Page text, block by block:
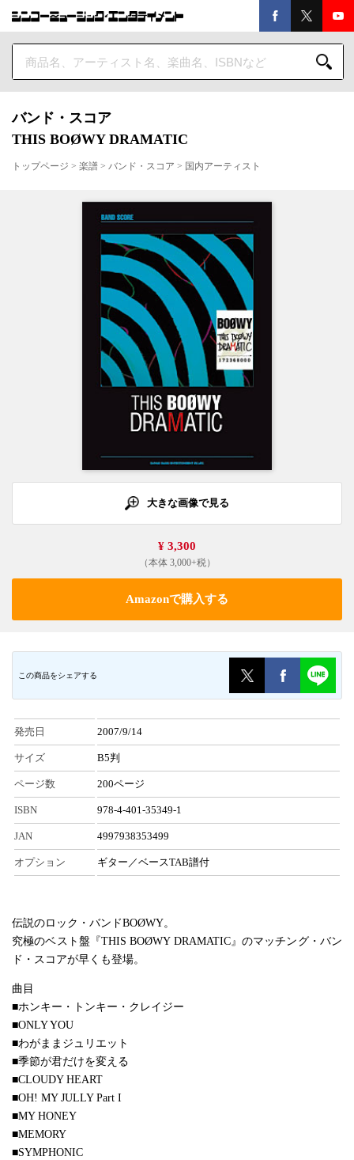
バンド・スコア
THIS BOØWY DRAMATIC
トップページ > 楽譜 > バンド・スコア > 国内アーティスト
大きな画像で見る
¥ 3,300
（本体 3,000+税）
Amazonで購入する
この商品をシェアする
発売日 2007/9/14
サイズ B5判
ページ数 200ページ
ISBN 978-4-401-35349-1
JAN 4997938353499
オプション ギター／ベースTAB譜付
伝説のロック・バンドBOØWY。
究極のベスト盤『THIS BOØWY DRAMATIC』のマッチング・バン
ド・スコアが早くも登場。
曲目
■ホンキー・トンキー・クレイジー
■ONLY YOU
■わがままジュリエット
■季節が君だけを変える
■CLOUDY HEART
■OH! MY JULLY Part I
■MY HONEY
■MEMORY
■SYMPHONIC